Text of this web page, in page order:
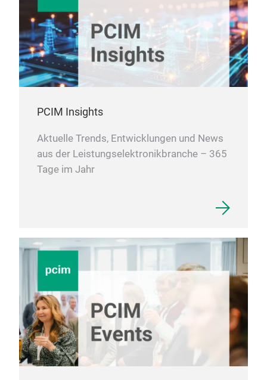
PCIM Insights
Aktuelle Trends, Entwicklungen und News
aus der Leistungselektronikbranche – 365
Tage im Jahr